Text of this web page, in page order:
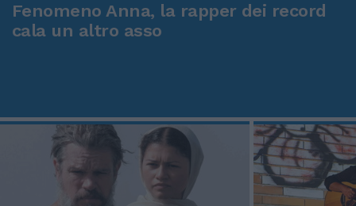
Fenomeno Anna, la rapper dei record
cala un altro asso